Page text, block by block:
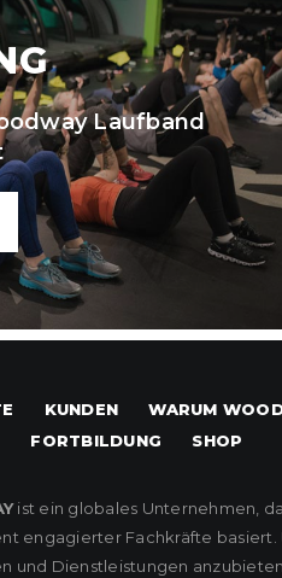
Laufband
KUNDEN WARUM
FORTBILDUNG SHOP
ist ein globales Unternehmen,
engagierter Fachkräfte basiert.
und Dienstleistungen